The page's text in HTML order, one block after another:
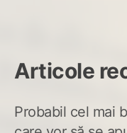
Articole
Probabil cel mai